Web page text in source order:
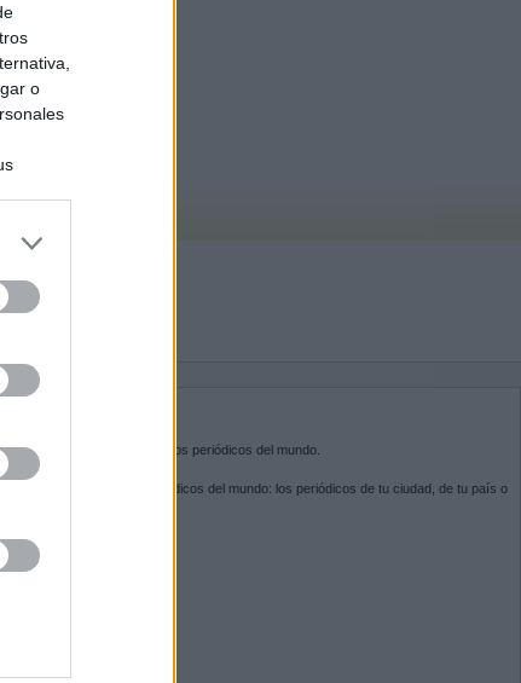
o
es la puerta de entrada a los periódicos del mundo.
por las portadas de los periódicos del mundo: los periódicos de tu ciudad, de tu país o